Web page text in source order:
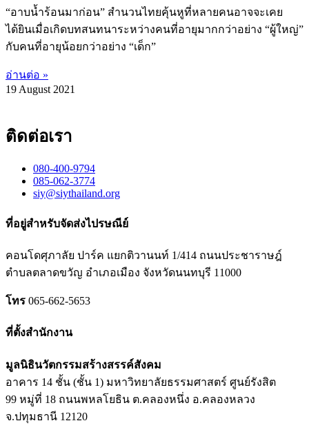
“อาบน้ำร้อนมาก่อน” สำนวนไทยคุ้นหูที่หลายคนอาจจะเคย
ได้ยินเมื่อเกิดบทสนทนาระหว่างคนที่อายุมากกว่าอย่าง “ผู้ใหญ่”
กับคนที่อายุน้อยกว่าอย่าง “เด็ก”
อ่านต่อ »
19 August 2021
ติดต่อเรา
080-400-9794
085-062-3774
siy@siythailand.org
ที่อยู่สำหรับจัดส่งไปรษณีย์
คอนโดศุภาลัย ปาร์ค แยกติวานนท์ 1/414 ถนนประชาราษฎ์
ตำบลตลาดขวัญ อำเภอเมือง จังหวัดนนทบุรี 11000
โทร 065-662-5653
ที่ตั้งสำนักงาน
มูลนิธินวัตกรรมสร้างสรรค์สังคม
อาคาร 14 ชั้น (ชั้น 1) มหาวิทยาลัยธรรมศาสตร์ ศูนย์รังสิต
99 หมู่ที่ 18 ถนนพหลโยธิน ต.คลองหนึ่ง อ.คลองหลวง
จ.ปทุมธานี 12120